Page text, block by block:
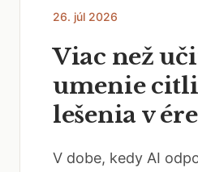
26. júl 2026
Viac než
umenie
lešenia v
V dobe, kedy AI